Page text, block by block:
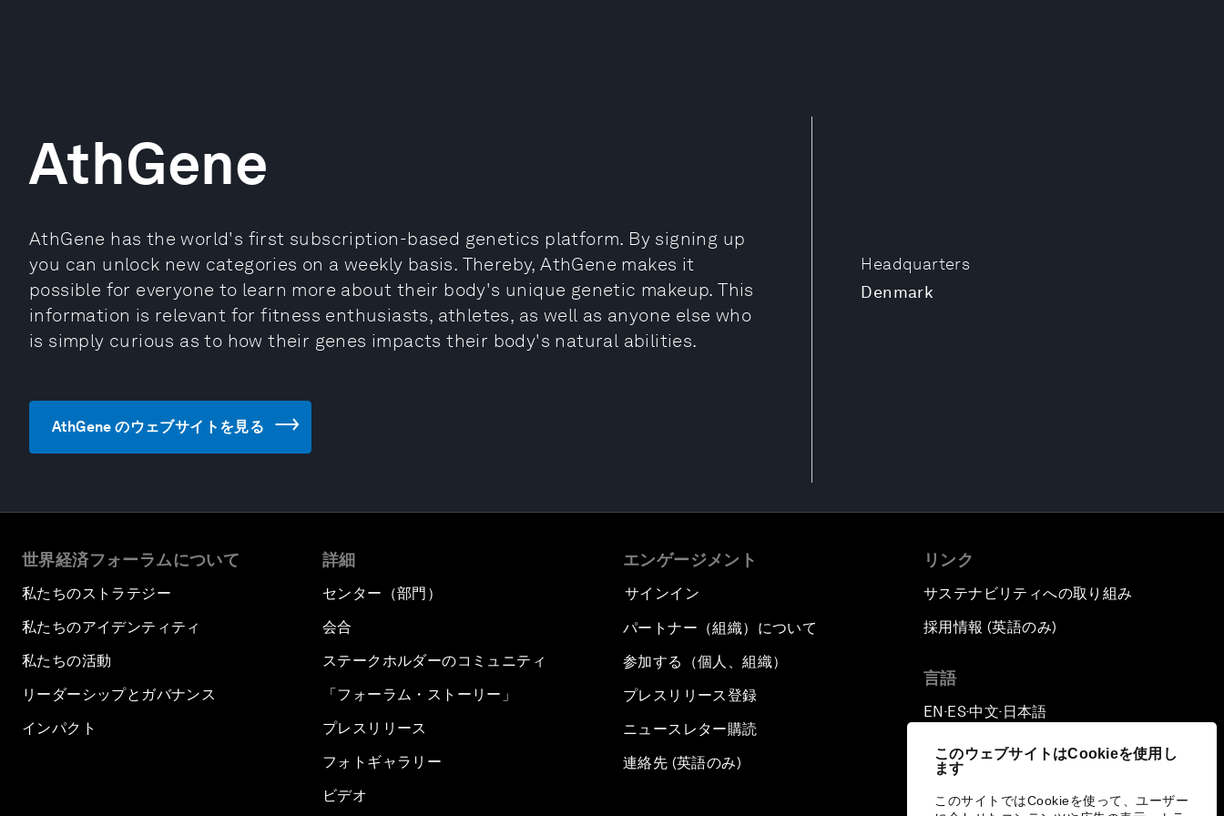
このウェブサイトはCookieを使用し
ます
このサイトではCookieを使って、ユーザー
Headquarters
Denmark
AthGene
AthGene has the world's first subscription-based genetics platform. By signing up
you can unlock new categories on a weekly basis. Thereby, AthGene makes it
possible for everyone to learn more about their body's unique genetic makeup. This
information is relevant for fitness enthusiasts, athletes, as well as anyone else who
is simply curious as to how their genes impacts their body's natural abilities.
AthGene のウェブサイトを見る
世界経済フォーラムについて
私たちのストラテジー
私たちのアイデンティティ
私たちの活動
リーダーシップとガバナンス
インパクト
詳細
センター（部門）
会合
ステークホルダーのコミュニティ
「フォーラム・ストーリー」
プレスリリース
フォトギャラリー
ビデオ
エンゲージメント
サインイン
パートナー（組織）について
参加する（個人、組織）
プレスリリース登録
ニュースレター購読
連絡先 (英語のみ)
リンク
サステナビリティへの取り組み
採用情報 (英語のみ)
言語
EN ▪ES▪中文▪ 日本語